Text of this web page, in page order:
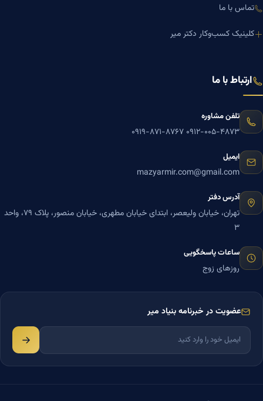
تماس با ما
کلینیک کسب‌وکار دکتر میر
ارتباط با ما
تلفن مشاوره
۰۹۱۲-۰۰۵-۴۸۷۳ ۰۹۱۹-۸۷۱-۸۷۶۷
ایمیل
mazyarmir.com@gmail.com
آدرس دفتر
تهران، خیابان ولیعصر، ابتدای خیابان مطهری، خیابان منصور، پلاک ۷۹، واحد
۳
ساعات پاسخگویی
روزهای زوج
عضویت در خبرنامه بنیاد میر